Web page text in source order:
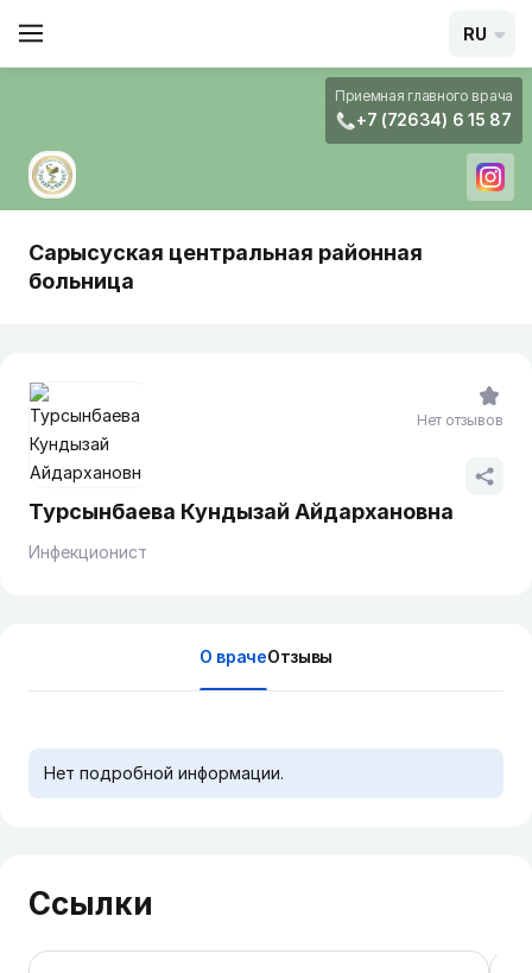
RU
Приемная главного врача
+7 (72634) 6 15 87
Сарысуская центральная районная
больница
Турсынбаева Кундызай Айдархановна
Инфекционист
Нет отзывов
О врачеОтзывы
Нет подробной информации.
Ссылки